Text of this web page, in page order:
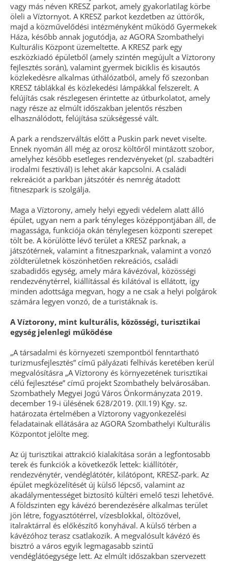
vagy más néven KRESZ parkot, amely gyakorlatilag körbe
öleli a Víztornyot. A KRESZ parkot kezdetben az úttörők,
majd a közművelődési intézményként működő Gyermekek
Háza, később annak jogutódja, az AGORA Szombathelyi
Kulturális Központ üzemeltette. A KRESZ park egy
eszközkiadó épületből (amely szintén megújult a Víztorony
fejlesztés során), valamint gyermek biciklis és kisautós
közlekedésre alkalmas úthálózatból, amely fő szezonban
KRESZ táblákkal és közlekedési lámpákkal felszerelt. A
felújítás csak részlegesen érintette az útburkolatot, amely
nagy része az elmúlt időszakban jelentős részben
elhasználódott, felújítása szükségessé vált.
A park a rendszerváltás előtt a Puskin park nevet viselte.
Ennek nyomán áll még az orosz költőről mintázott szobor,
amelyhez később esetleges rendezvényeket (pl. szabadtéri
irodalmi fesztivál) is lehet akár kapcsolni. A családi
rekreációt a parkban játszótér és nemrég átadott
fitneszpark is szolgálja.
Maga a Víztorony, amely helyi egyedi védelem alatt álló
épület, ugyan nem a park tényleges középpontjában áll, de
magassága, funkciója okán ténylegesen központi szerepet
tölt be. A körülötte lévő terület a KRESZ parknak, a
játszótérnek, valamint a fitneszparknak, valamint a vonzó
zöldterületnek köszönhetően rekreációs, családi
szabadidős egység, amely mára kávézóval, közösségi
rendezvénytérrel, kiállítással és kilátóval is ellátott, így
minden adottsága megvan, hogy a ne csak a helyi polgárok
számára legyen vonzó, de a turistáknak is.
A Víztorony, mint kulturális, közösségi, turisztikai
egység jelenlegi működése
„A társadalmi és környezeti szempontból fenntartható
turizmusfejlesztés” című pályázati felhívás keretében kerül
megvalósításra „A Víztorony és környezetének turisztikai
célú fejlesztése” című projekt Szombathely belvárosában.
Szombathely Megyei Jogú Város Önkormányzata 2019.
december 19-i ülésének 628/2019. (XII.19) Kgy. sz.
határozata értelmében a Víztorony vagyonkezelési
feladatainak ellátására az AGORA Szombathelyi Kulturális
Központot jelölte meg.
Az új turisztikai attrakció kialakítása során a legfontosabb
terek és funkciók a következők lettek: kiállítótér,
rendezvénytér, vendéglátótér, kilátópont, KRESZ-park. Az
épület megközelítését új külső lépcső, valamint az
akadálymentességet biztosító kültéri emelő teszi lehetővé.
A földszinten egy kávézó berendezésére alkalmas terület
jön létre, fogyasztótérrel, vízesblokkal, öltözővel,
italraktárral és előkészítő konyhával. A külső térben a
kávézóhoz terasz csatlakozik. A megvalósult kávézó és
bisztró a város egyik legmagasabb szintű
vendéglátóegysége lett. Az elmúlt időszakban szervezett